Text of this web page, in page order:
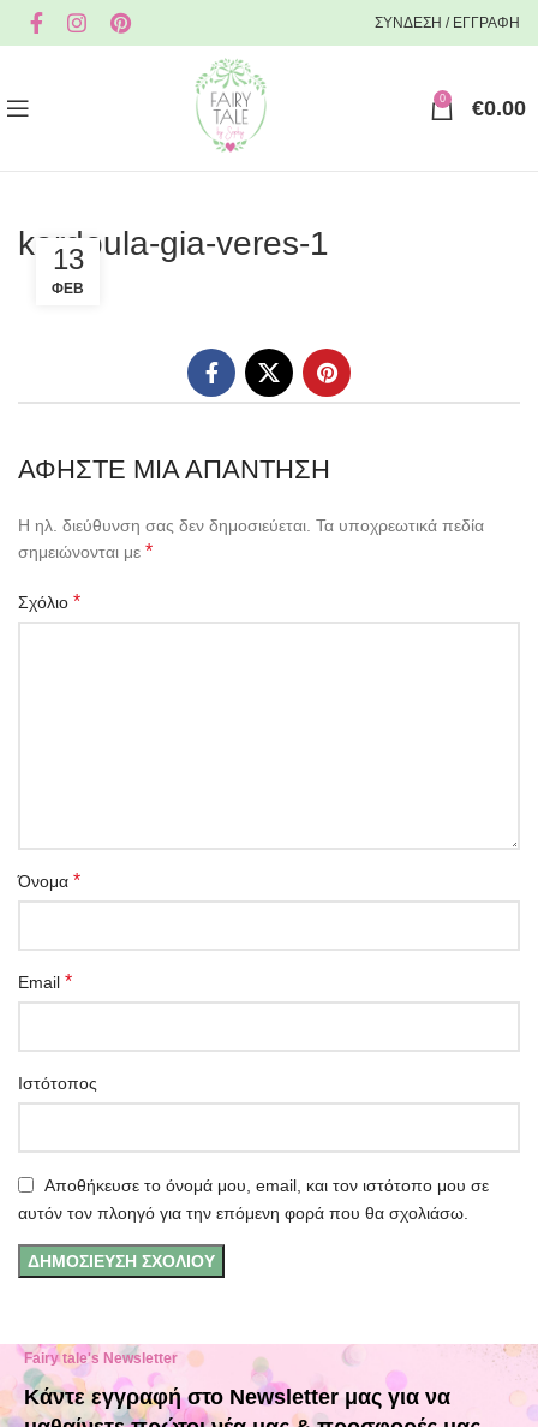
ΣΥΝΔΕΣΗ / ΕΓΓΡΑΦΗ
0 €0.00
kardoula-gia-veres-1
13
ΦΕΒ
ΑΦΉΣΤΕ ΜΙΑ ΑΠΆΝΤΗΣΗ
Η ηλ. διεύθυνση σας δεν δημοσιεύεται. Τα υποχρεωτικά πεδία
σημειώνονται με *
Σχόλιο *
Όνομα *
Email *
Ιστότοπος
Αποθήκευσε το όνομά μου, email, και τον ιστότοπο μου σε
αυτόν τον πλοηγό για την επόμενη φορά που θα σχολιάσω.
Fairy tale's Newsletter
Κάντε εγγραφή στο Newsletter μας για να